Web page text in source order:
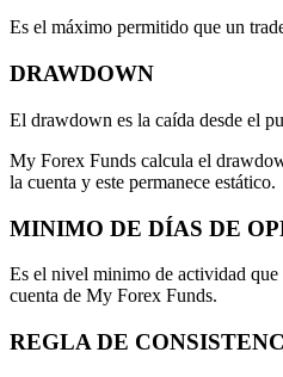
Es el máximo permitido que un
DRAWDOWN
El drawdown es la caída desde el
My Forex Funds calcula el
la cuenta y este permanece estático.
MINIMO DE DÍAS DE
Es el nivel minimo de actividad que
cuenta de My Forex Funds.
REGLA DE